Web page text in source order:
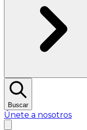
Buscar
Únete a nosotros